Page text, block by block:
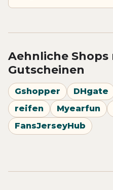
Aehnliche
Gutscheinen
Gshopper DHgate
reifen
Myearfun
FansJerseyHub